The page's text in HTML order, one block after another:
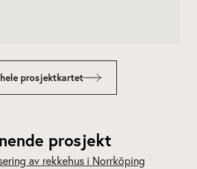
hele prosjektkartet
prosjekt